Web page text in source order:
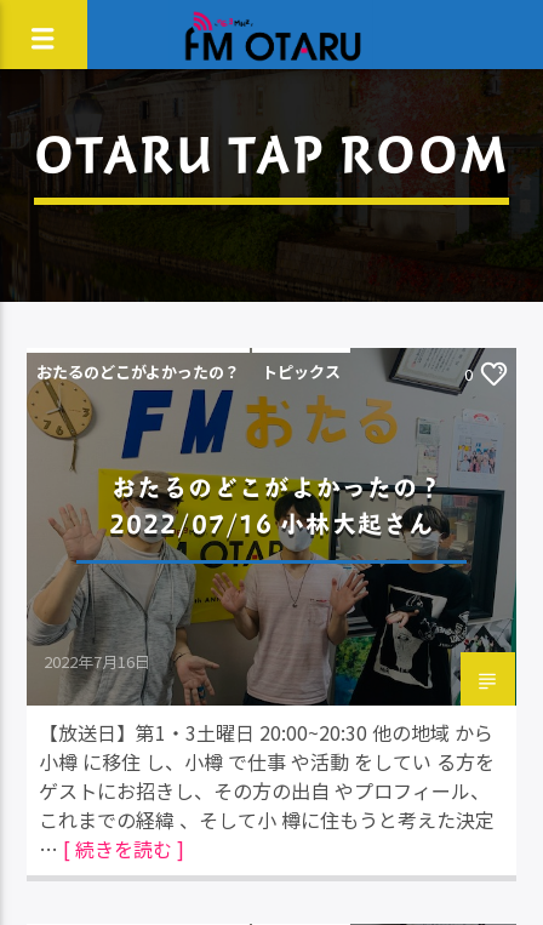
OTARU TAP ROOM
おたるのどこがよかったの？ トピックス 0
おたるのどこがよかったの？
2022/07/16 小林大起さん
2022年7月16日
【放送日】第1・3土曜日 20:00~20:30 他の地域 から
小樽 に移住 し、小樽 で仕事 や活動 をしてい る方を
ゲストにお招きし、その方の出自 やプロフィール、
これまでの経緯 、そして小 樽に住もうと考えた決定
… [ 続きを読む ]